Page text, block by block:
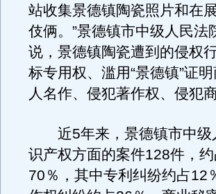
站收集景德镇陶瓷照片和在
伎俩。”景德镇市中级人民
说，景德镇陶瓷遭到的侵权
标专用权、滥用“景德镇”证
人名作、侵犯著作权、侵犯
近5年来，景德镇市中级
识产权方面的案件128件，
70％，其中专利纠纷约占12